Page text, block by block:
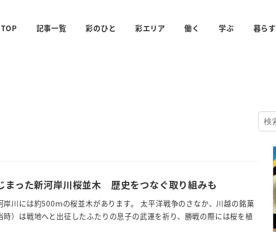
TOP 記事一覧 彩のひと 彩エリア 働く 学ぶ 暮らす
まった新河岸川桜並木 歴史をつなぐ取り組みも
川には約500ｍの桜並木があります。 太平洋戦争のさなか、川越の銘菓
時）は戦地へと出征したふたりの息子の武運を祈り、勝戦の際には桜を植
検
索